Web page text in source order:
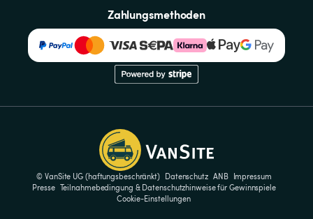
Zahlungsmethoden
© VanSite UG (haftungsbeschränkt) Datenschutz ANB
Impressum
Presse Teilnahmebedingung & Datenschutzhinweise für Gewinnspiele
Cookie-Einstellungen